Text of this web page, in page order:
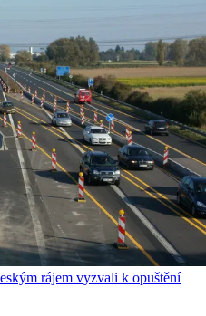
rájem vyzvali k opuštění